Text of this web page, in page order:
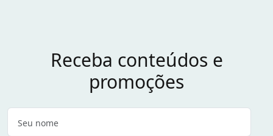
Receba conteúdos e
promoções